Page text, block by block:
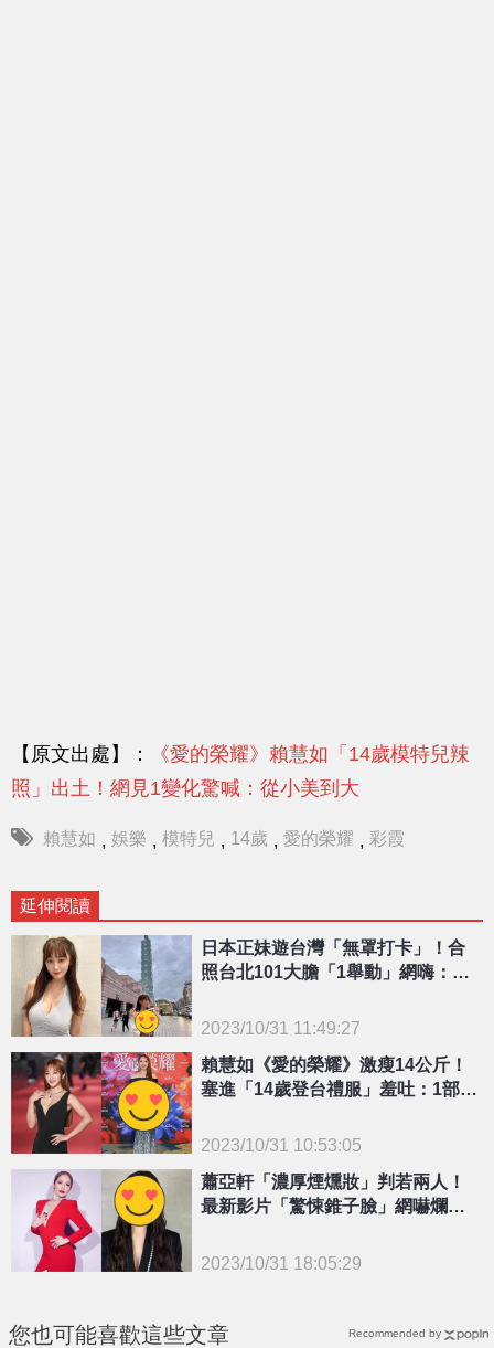
【原文出處】：
《愛的榮耀》賴慧如「14歲模特兒辣
照」出土！網見1變化驚喊：從小美到大
賴慧如 , 娛樂 , 模特兒 , 14歲 , 愛的榮耀 , 彩霞
延伸閱讀
{PLAYICON}
日本正妹遊台灣「無罩打卡」！合
照台北101大膽「1舉動」網嗨：世
2023/10/31 11:49:27
{PLAYICON}
賴慧如《愛的榮耀》激瘦14公斤！
塞進「14歲登台禮服」羞吐：1部位
2023/10/31 10:53:05
蕭亞軒「濃厚煙燻妝」判若兩人！
最新影片「驚悚錐子臉」網嚇爛：
2023/10/31 18:05:29
您也可能喜歡這些文章 Recommended by